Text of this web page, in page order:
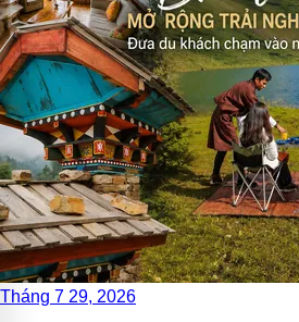
Tháng 7 29, 2026